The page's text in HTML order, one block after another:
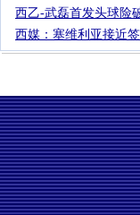
西乙-武磊首发头球险
西媒：塞维利亚接近